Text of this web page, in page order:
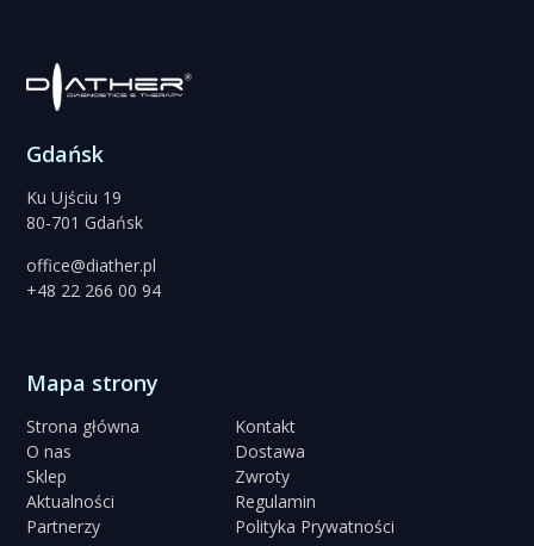
Gdańsk
Ku Ujściu 19
80-701 Gdańsk
office@diather.pl
+48 22 266 00 94
Mapa strony
Strona główna
O nas
Sklep
Aktualności
Partnerzy
Kontakt
Dostawa
Zwroty
Regulamin
Polityka Prywatności